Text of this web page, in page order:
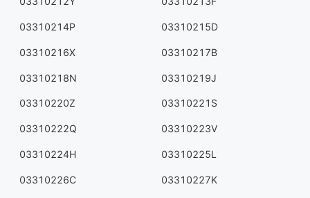
03310214P 03310215D
03310216X 03310217B
03310218N 03310219J
03310220Z 03310221S
03310222Q 03310223V
03310224H 03310225L
03310226C 03310227K